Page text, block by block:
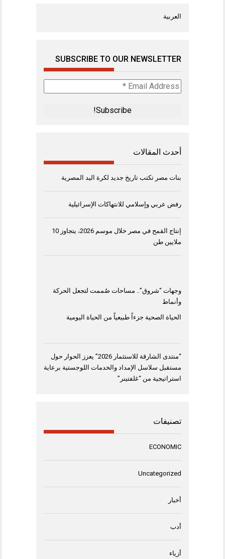
العربية
SUBSCRIBE TO OUR NEWSLETTER
Email
Address
أحدث المقالات
بنات مصر تكتب تاريخ جديد لكرة اليد المصرية
رفض عربي وإسلامي للانتهاكات الإسرائيلية
إنتاج القمح في مصر خلال موسم 2026، يتجاوز 10
ملايين طن
وجهات “شروق”.. مساحات صُممت لتجعل الحركة
وأنماط
الحياة الصحية جزءاً طبيعياً من الحياة اليومية
“منتدى الشارقة للاستثمار 2026” يعزز الحوار حول
مستقبل سلاسل الإمداد والخدمات اللوجستية برعاية
استراتيجية من “غلفتينر”
تصنيفات
ECONOMIC
Uncategorized
أخبار
أدب
أزياء